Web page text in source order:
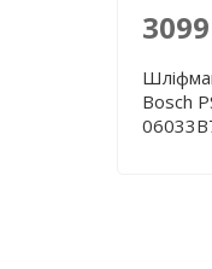
3099
Bosch